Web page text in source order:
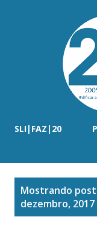
SLI|FAZ|20
Mostrando
dezembro, 2017